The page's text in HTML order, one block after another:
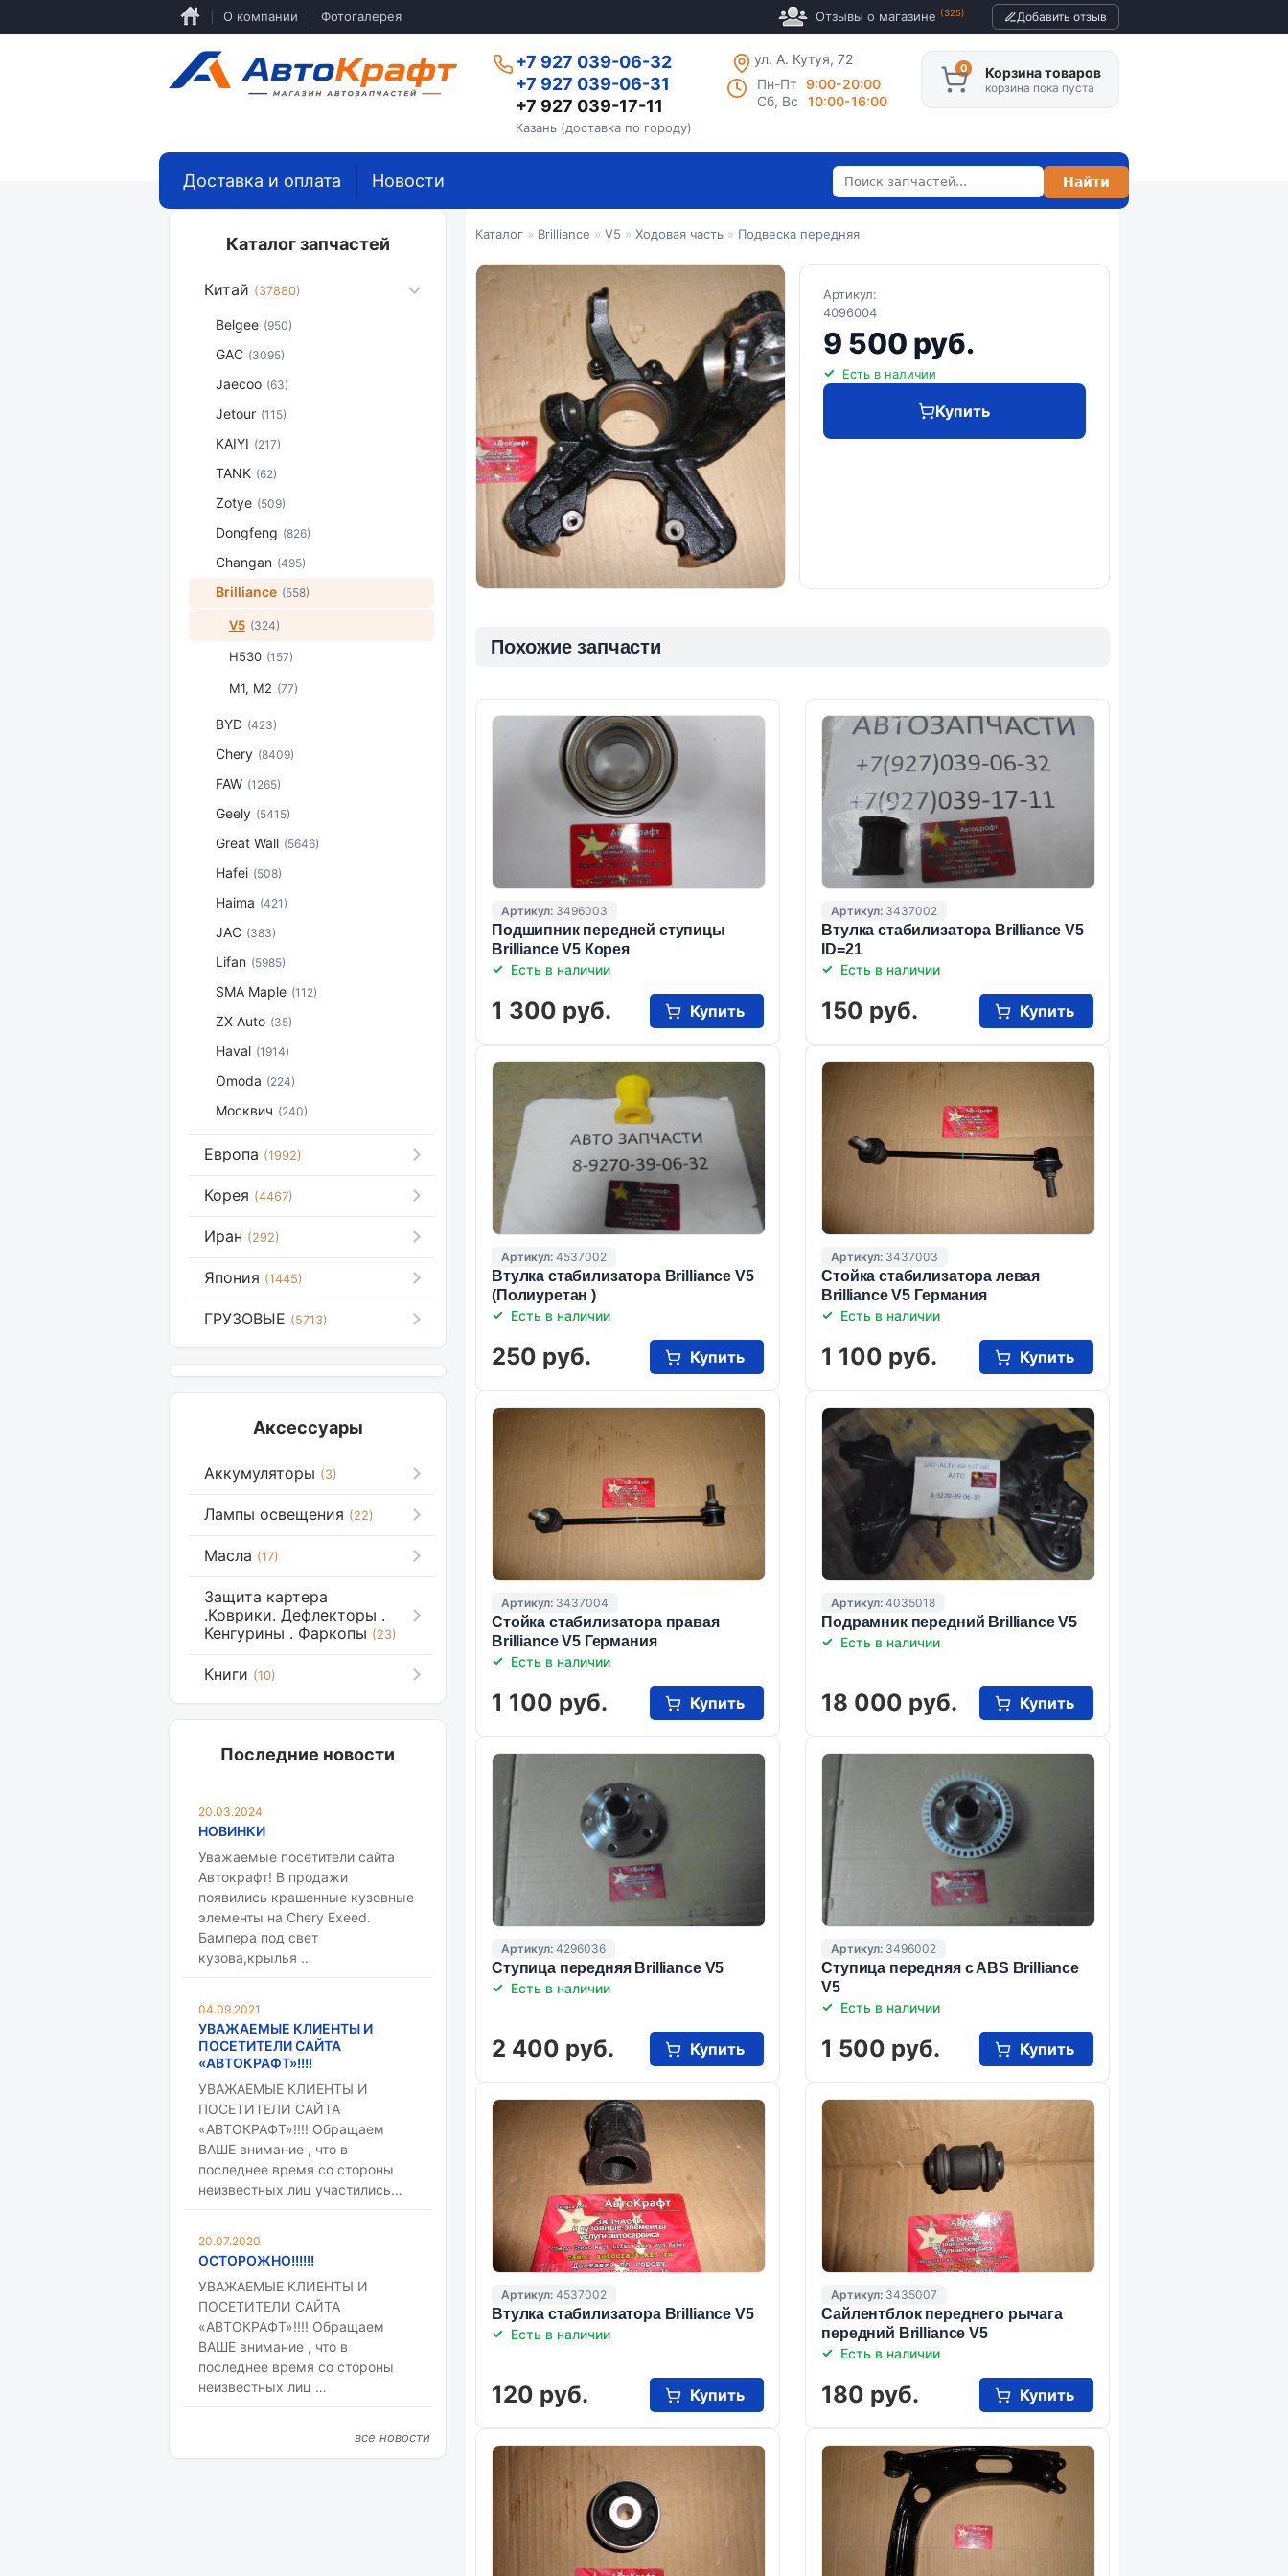
основному
О компании Фотогалерея Отзывы о магазине (325) Добавить отзыв
+7 927 039-06-32
+7 927 039-06-31
+7 927 039-17-11
Казань (доставка по городу)
ул. А. Кутуя, 72
Пн-Пт
9:00-20:00
Сб, Вс
10:00-16:00
Корзина товаров
корзина пока пуста
Каталог » Brilliance » V5 » Ходовая часть » Подвеска передняя
Артикул:
4096004
9 500 руб.
Есть в наличии
Купить
Похожие запчасти
Артикул: 3496003
Подшипник передней ступицы
Brilliance V5 Корея
Есть в наличии
1 300 руб. Купить
Артикул: 3437002
Втулка стабилизатора Brilliance V5
ID=21
Есть в наличии
150 руб. Купить
Артикул: 4537002
Втулка стабилизатора Brilliance V5
(Полиуретан )
Есть в наличии
250 руб. Купить
Артикул: 3437003
Стойка стабилизатора левая
Brilliance V5 Германия
Есть в наличии
1 100 руб. Купить
Артикул: 3437004
Стойка стабилизатора правая
Brilliance V5 Германия
Есть в наличии
1 100 руб. Купить
Артикул:4035018
Подрамник передний Brilliance V5
Есть в наличии
18 000 руб. Купить
Артикул: 4296036
Ступица передняя Brilliance V5
Есть в наличии
2 400 руб. Купить
Артикул: 3496002
Ступица передняя c ABS Brilliance
V5
Есть в наличии
1 500 руб. Купить
Артикул: 4537002
Втулка стабилизатора Brilliance V5
Есть в наличии
120 руб. Купить
Артикул: 3435007
Сайлентблок переднего рычага
передний Brilliance V5
Есть в наличии
180 руб. Купить
Доставка и оплата Новости
Каталог запчастей
Китай (37880)
Belgee (950)
GAC (3095)
Jaecoo (63)
Jetour (115)
KAIYI (217)
TANK (62)
Zotye (509)
Dongfeng (826)
Changan (495)
Brilliance (558)
V5 (324)
H530 (157)
M1, М2 (77)
BYD (423)
Chery (8409)
FAW (1265)
Geely (5415)
Great Wall (5646)
Hafei (508)
Haima (421)
JAC (383)
Lifan (5985)
SMA Maple (112)
ZX Auto (35)
Haval (1914)
Omoda (224)
Москвич (240)
Европа (1992)
Корея (4467)
Иран (292)
Япония (1445)
ГРУЗОВЫЕ (5713)
Аксессуары
Аккумуляторы (3)
Лампы освещения (22)
Масла (17)
Защита картера
.Коврики. Дефлекторы .
Кенгурины . Фаркопы (23)
Книги (10)
Последние новости
20.03.2024
НОВИНКИ
Уважаемые посетители сайта
Автокрафт! В продажи
появились крашенные кузовные
элементы на Chery Exeed.
Бампера под свет
кузова,крылья …
04.09.2021
УВАЖАЕМЫЕ КЛИЕНТЫ И
ПОСЕТИТЕЛИ САЙТА
«АВТОКРАФТ»!!!!
УВАЖАЕМЫЕ КЛИЕНТЫ И
ПОСЕТИТЕЛИ САЙТА
«АВТОКРАФТ»!!!! Обращаем
ВАШЕ внимание , что в
последнее время со стороны
неизвестных лиц участились…
20.07.2020
ОСТОРОЖНО!!!!!!
УВАЖАЕМЫЕ КЛИЕНТЫ И
ПОСЕТИТЕЛИ САЙТА
«АВТОКРАФТ»!!!! Обращаем
ВАШЕ внимание , что в
последнее время со стороны
неизвестных лиц …
все новости